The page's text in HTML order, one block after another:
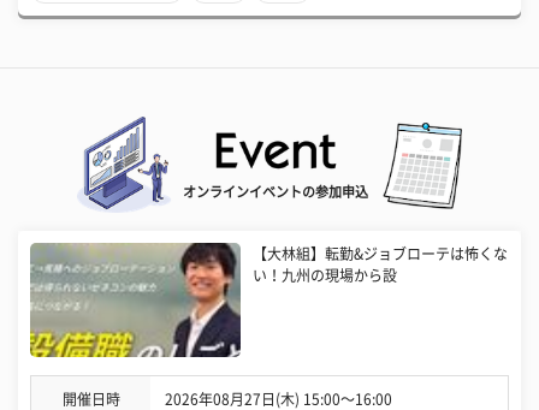
オンラインイベントの参加申込
【大林組】転勤&ジョブローテは怖くな
い！九州の現場から設
開催日時 2026年08月27日(木) 15:00〜16:00